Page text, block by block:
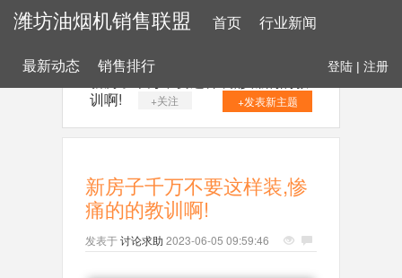
潍坊油烟机销售联盟 首页 行业新闻
最新动态 销售排行 登陆 | 注册
训啊!
+关注 +发表新主题
新房子千万不要这样装,惨
痛的的教训啊!
发表于讨论求助 2023-06-05 09:59:46